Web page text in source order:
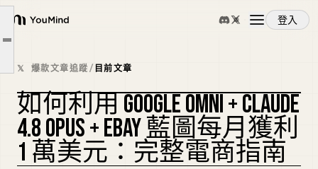
YouMind
登入
概覽
使用案例
技能
第一部分：設定每個元件
第四部分：獲利策略：達到每月 $10,000（兩個高收益渠道）
𝕏 爆款文章追蹤/ 目前文章
複刻封面
如何利用 GOOGLE OMNI + CLAUDE
4.8 OPUS + EBAY 藍圖每月獲利
1 萬美元：完整電商指南